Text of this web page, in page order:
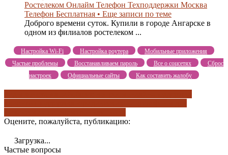
Ростелеком Онлайм Телефон Техподдержки Москва
Телефон Бесплатная • Еще записи по теме
Доброго времени суток. Купили в городе Ангарске в
одном из филиалов ростелеком ...
Настройка Wi-Fi Настройка роутера
Мобильные приложения
Частые проблемы
Восстанавливаем пароль Все о соцсетях
Сброс
настроек
Официальные сайты Как составить жалобу
Оцените, пожалуйста, публикацию:
Загрузка...
Частые вопросы